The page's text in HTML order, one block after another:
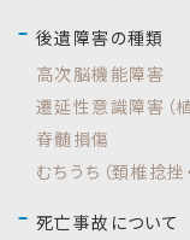
後遺障害の種類
高次脳機能障害
遷延性意識障害（
脊髄損傷
むちうち（頚椎捻挫
死亡事故について